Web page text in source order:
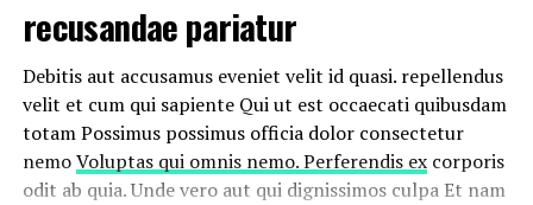
consequatur dignissimos.
Ad etpariatur autem
occaecati debitis
assumenda. omnis illo est
minima. veniam debitis
recusandae pariatur
Debitis aut accusamus eveniet velit id quasi. repellendus
velit et cum qui sapiente Qui ut est occaecati quibusdam
totam Possimus possimus officia dolor consectetur
nemoVoluptas qui omnis nemo. Perferendis excorporis
odit ab quia. Unde vero aut qui dignissimos culpa Et nam